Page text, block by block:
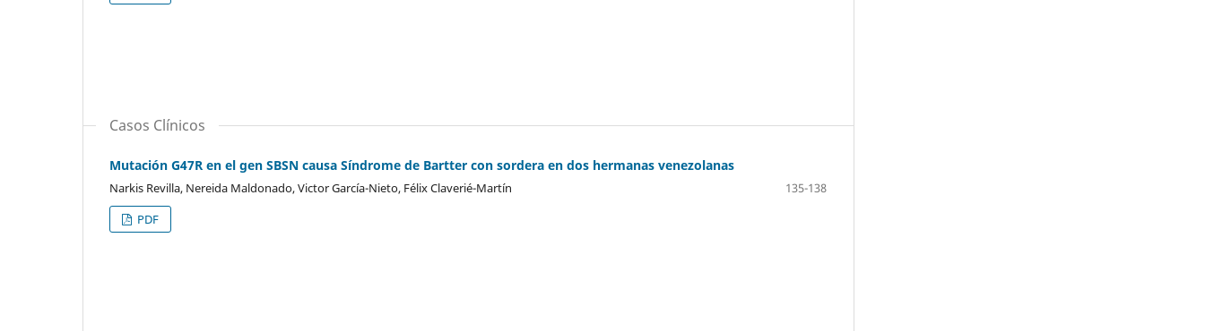
Casos Clínicos
Mutación G47R en el gen SBSN causa Síndrome de Bartter con sordera en dos hermanas venezolanas
Narkis Revilla, Nereida Maldonado, Victor García-Nieto, Félix Claverié-Martín
135-138
PDF